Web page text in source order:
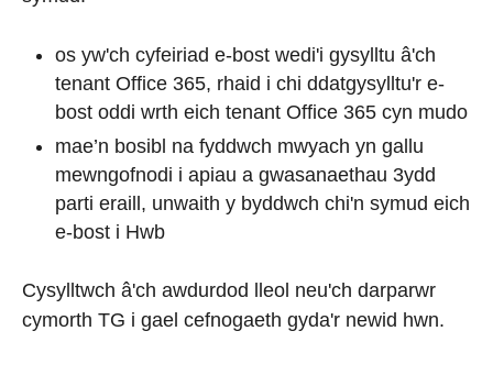
os yw'ch cyfeiriad e-bost wedi'i gysylltu â'ch
tenant Office 365, rhaid i chi ddatgysylltu'r e-
bost oddi wrth eich tenant Office 365 cyn mudo
mae’n bosibl na fyddwch mwyach yn gallu
mewngofnodi i apiau a gwasanaethau 3ydd
parti eraill, unwaith y byddwch chi'n symud eich
e-bost i Hwb
Cysylltwch â'ch awdurdod lleol neu'ch darparwr
cymorth TG i gael cefnogaeth gyda'r newid hwn.